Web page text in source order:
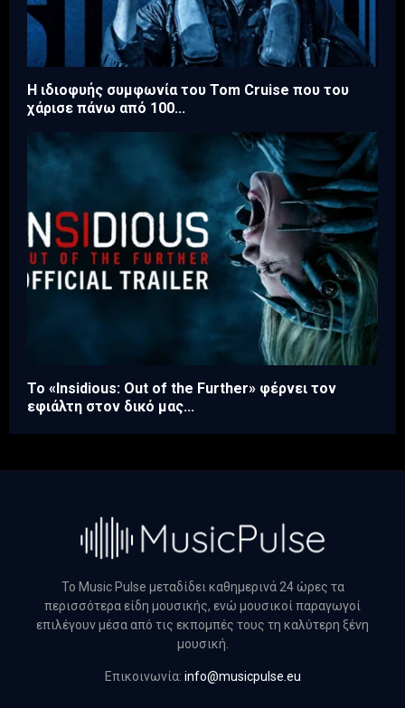
Η ιδιοφυής συμφωνία του Tom Cruise που του
χάρισε πάνω από 100...
Το «Insidious: Out of the Further» φέρνει τον
εφιάλτη στον δικό μας...
Το Music Pulse μεταδίδει καθημερινά 24 ώρες τα
περισσότερα είδη μουσικής, ενώ μουσικοί παραγωγοί
επιλέγουν μέσα από τις εκπομπές τους τη καλύτερη ξένη
μουσική.
Επικοινωνία: info@musicpulse.eu